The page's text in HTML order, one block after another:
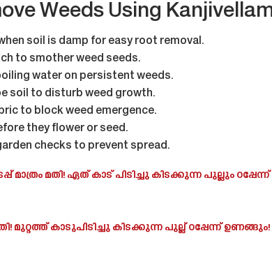
Weeds Using
soil is damp for easy root removal.
to smother weed seeds.
water on persistent weeds.
soil to disturb weed growth.
to block weed emergence.
they flower or seed.
checks to prevent spread.
മതി! ഏത് കാട് പിടിച്ചു കിടക്കുന്ന പുല്ലും
മുറ്റത്ത് കാടുപിടിച്ചു കിടക്കുന്ന പുല്ല് ഠപ്പേന്ന്